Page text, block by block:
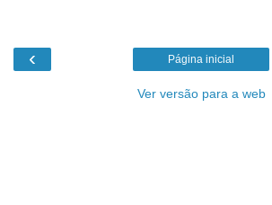
‹ Página inicial
Ver versão para a web